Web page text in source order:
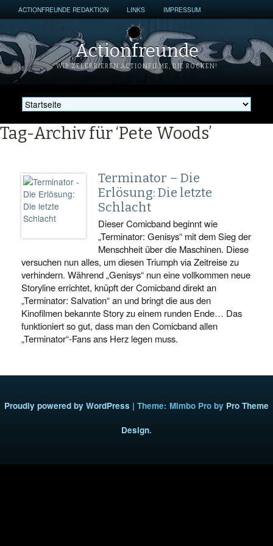
ACTIONFREUNDE REDAKTION LINKS IMPRESSUM
Actionfreunde
WIR ZELEBRIEREN ACTIONFILME, DIE ROCKEN!
Tag-Archiv für ‘Pete Woods’
Terminator – Die
Erlösung: Die letzte
Schlacht
Dieser Comicband beginnt wie
„Terminator: Genisys“ mit dem Sieg der
Menschheit über die Maschinen. Diese
versuchen nun alles, um diesen Triumph via Zeitreise zu
verhindern. Während „Genisys“ nun eine vollkommen neue
Storyline errichtet, knüpft der Comicband direkt an
„Terminator: Salvation“ an und bringt die aus den
Kinofilmen bekannte Story zu einem runden Ende… Das
funktioniert so gut, dass man den Comicband allen
„Terminator“-Fans ans Herz legen muss.
Proudly powered by WordPress | Theme: Mimbo Pro by Pro Theme
Design.